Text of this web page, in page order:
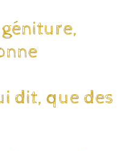
dit, que des